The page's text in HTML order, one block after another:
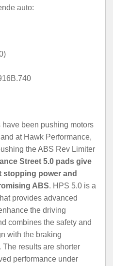
auto:
been pushing motors
at Hawk Performance,
the ABS Rev Limiter
Street 5.0 pads give
stopping power and
ABS. HPS 5.0 is a
provides advanced
the driving
combines the safety and
with the braking
results are shorter
performance under